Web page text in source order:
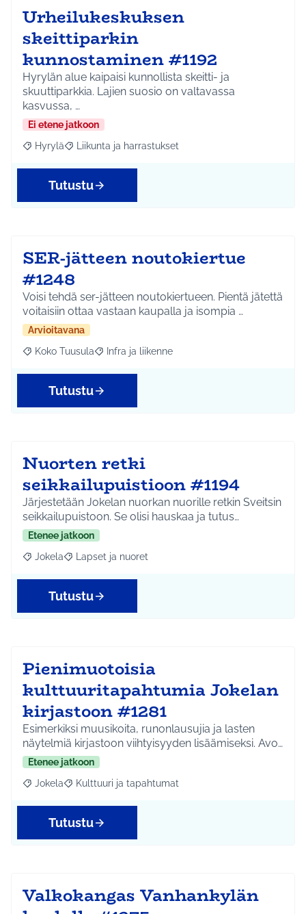
Urheilukeskuksen
skeittiparkin
kunnostaminen #1192
Hyrylän alue kaipaisi kunnollista skeitti- ja
skuuttiparkkia. Lajien suosio on valtavassa
kasvussa, …
Ei etene jatkoon
Rajaa tulokset aihepiirin mukaan: Hyrylä
Hyrylä Rajaa tulokset teeman mukaan: Liikunta ja
Liikunta ja harrastukset
Tutustu
SER-jätteen noutokiertue
#1248
Voisi tehdä ser-jätteen noutokiertueen. Pientä jätettä
voitaisiin ottaa vastaan kaupalla ja isompia …
Arvioitavana
Rajaa tulokset aihepiirin mukaan: Koko Tuusula
Koko Tuusula Rajaa tulokset teeman mukaan: Infra ja liikenne
Infra ja liikenne
Tutustu
Nuorten retki
seikkailupuistioon #1194
Järjestetään Jokelan nuorkan nuorille retkin Sveitsin
seikkailupuistoon. Se olisi hauskaa ja tutus…
Etenee jatkoon
Rajaa tulokset aihepiirin mukaan: Jokela
Jokela Rajaa tulokset teeman mukaan: Lapset ja nuoret
Lapset ja nuoret
Tutustu
Pienimuotoisia
kulttuuritapahtumia Jokelan
kirjastoon #1281
Esimerkiksi muusikoita, runonlausujia ja lasten
näytelmiä kirjastoon viihtyisyyden lisäämiseksi. Avo…
Etenee jatkoon
Rajaa tulokset aihepiirin mukaan: Jokela
Jokela Rajaa tulokset teeman mukaan: Kulttuuri ja
Kulttuuri ja tapahtumat
Tutustu
Valkokangas Vanhankylän